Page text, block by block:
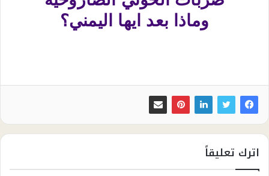
وماذا بعد ايها اليمني؟
اترك تعليقاً